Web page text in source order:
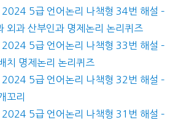
2024 5급 언어논리 나책형 34번 해설 –
외과 산부인과 명제논리 논리퀴즈
2024 5급 언어논리 나책형 33번 해설 –
치 명제논리 논리퀴즈
2024 5급 언어논리 나책형 32번 해설 –
꼬리
2024 5급 언어논리 나책형 31번 해설 –